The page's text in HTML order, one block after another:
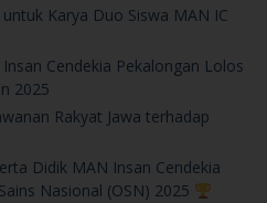
Karya Duo Siswa MAN IC
Cendekia Pekalongan Lolos
2025
Rakyat Jawa terhadap
Didik MAN Insan Cendekia
Nasional (OSN) 2025